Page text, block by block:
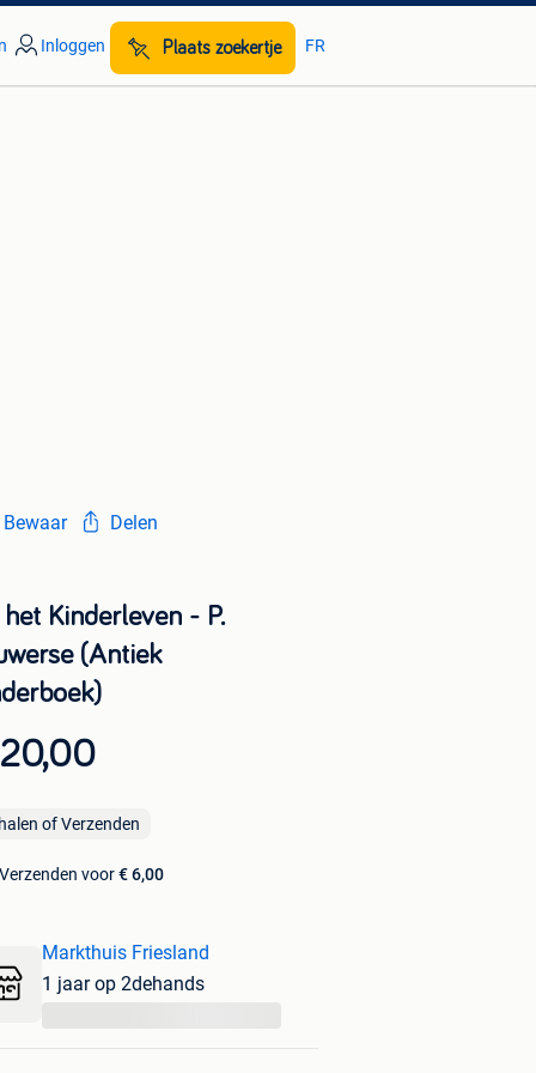
Inloggen Plaats zoekertje FR
Bewaar Delen
Kinderleven - P.
(Antiek
of Verzenden
Verzenden voor€ 6,00
Markthuis Friesland
1 jaar op 2dehands